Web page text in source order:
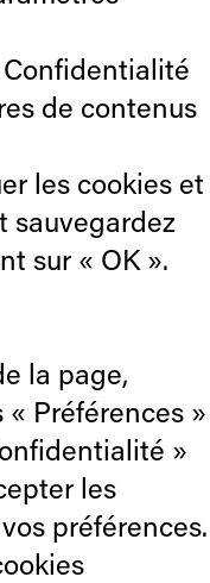
Confidentialité
de contenus
les cookies et
sauvegardez
sur « OK ».
la page,
« Préférences »
»
les
préférences.